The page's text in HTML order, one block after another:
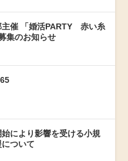
主催 「婚活PARTY 赤い糸
集のお知らせ
により影響を受ける小規
ついて